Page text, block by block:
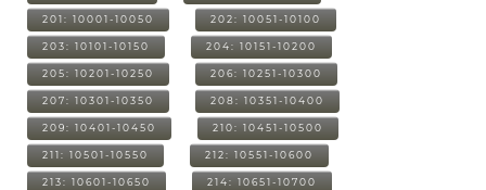
201: 10001-10050 202: 10051-10100
203: 10101-10150 204: 10151-10200
205: 10201-10250 206: 10251-10300
207: 10301-10350 208: 10351-10400
209: 10401-10450 210: 10451-10500
211: 10501-10550 212: 10551-10600
213: 10601-10650 214: 10651-10700